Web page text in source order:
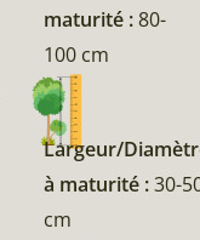
maturité :80-
100 cm
Largeur/
à maturité :30-
cm